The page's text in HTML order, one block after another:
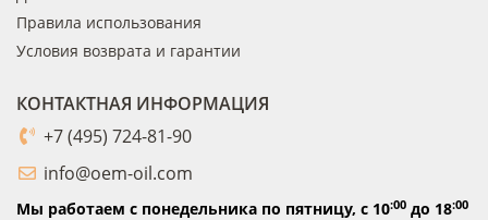
Правила использования
Условия возврата и гарантии
КОНТАКТНАЯ ИНФОРМАЦИЯ
+7 (495) 724-81-90
info@oem-oil.com
Мы работаем с понедельника по пятницу, с 10:00 до 18:00